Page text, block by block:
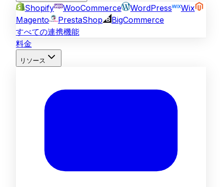
Shopify WooCommerce WordPress
Wix
Magento
PrestaShop
BigCommerce
すべての連携機能
料金
リソース